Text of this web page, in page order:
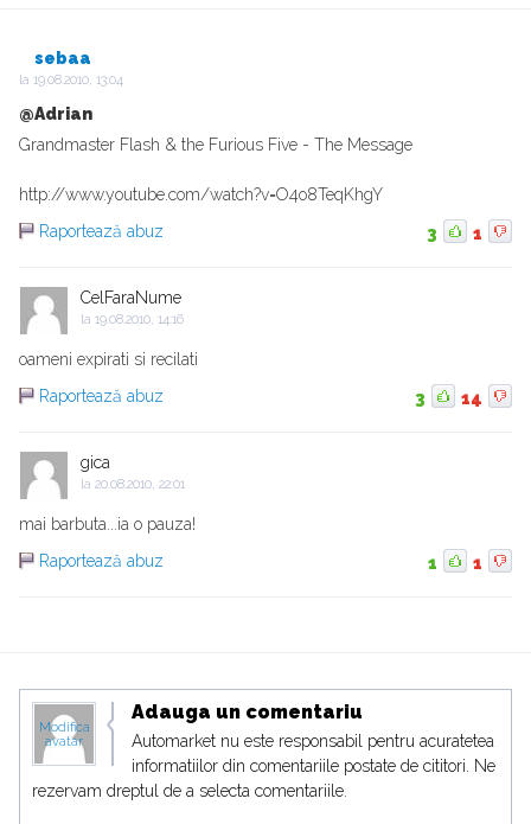
sebaa
la 19.08.2010, 13:04
@Adrian
Grandmaster Flash & the Furious Five - The Message
http://www.youtube.com/watch?v=O4o8TeqKhgY
Raportează abuz
3 1
CelFaraNume
la 19.08.2010, 14:16
oameni expirati si recilati
Raportează abuz
3 14
gica
la 20.08.2010, 22:01
mai barbuta...ia o pauza!
Raportează abuz
1 1
Modifica
avatar
Adauga un comentariu
Automarket nu este responsabil pentru acuratetea
informatiilor din comentariile postate de cititori. Ne
rezervam dreptul de a selecta comentariile.